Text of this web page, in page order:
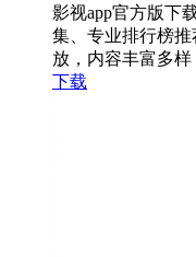
影视app官方版下
集、专业排行榜
放，内容丰富多样
下载